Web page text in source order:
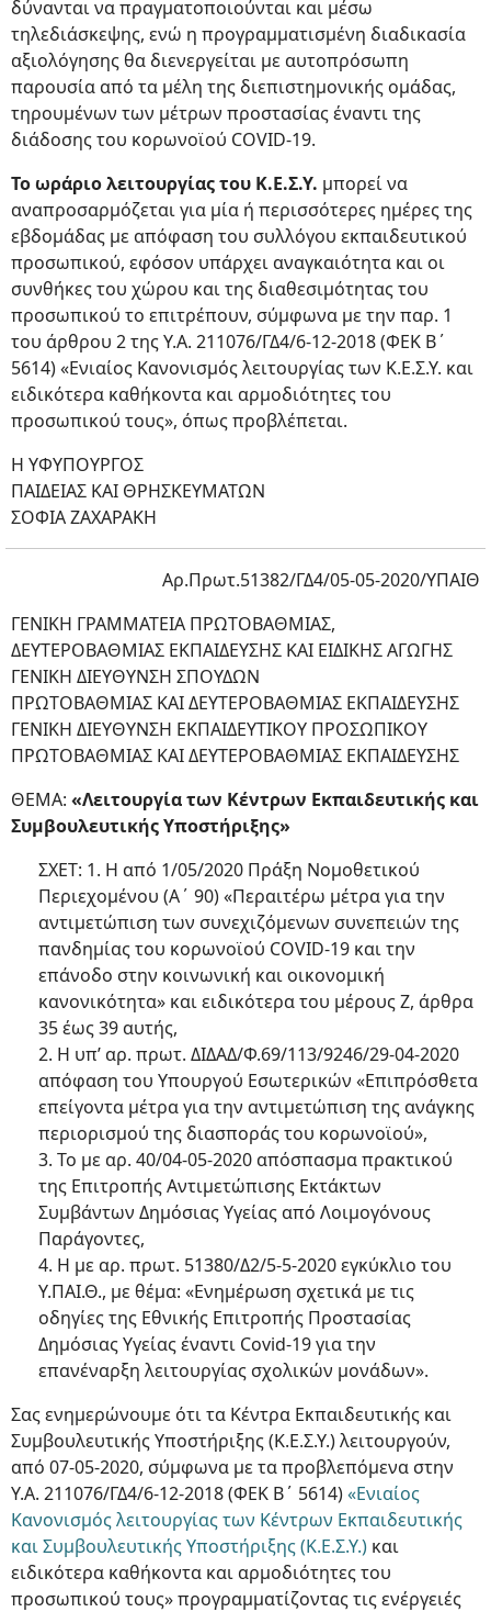
δύνανται να πραγματοποιούνται και μέσω
τηλεδιάσκεψης, ενώ η προγραμματισμένη διαδικασία
αξιολόγησης θα διενεργείται με αυτοπρόσωπη
παρουσία από τα μέλη της διεπιστημονικής ομάδας,
τηρουμένων των μέτρων προστασίας έναντι της
διάδοσης του κορωνοϊού COVID-19.
Το ωράριο λειτουργίας του Κ.Ε.Σ.Υ. μπορεί να
αναπροσαρμόζεται για μία ή περισσότερες ημέρες της
εβδομάδας με απόφαση του συλλόγου εκπαιδευτικού
προσωπικού, εφόσον υπάρχει αναγκαιότητα και οι
συνθήκες του χώρου και της διαθεσιμότητας του
προσωπικού το επιτρέπουν, σύμφωνα με την παρ. 1
του άρθρου 2 της Υ.Α. 211076/ΓΔ4/6-12-2018 (ΦΕΚ Β΄
5614) «Ενιαίος Κανονισμός λειτουργίας των Κ.Ε.Σ.Υ. και
ειδικότερα καθήκοντα και αρμοδιότητες του
προσωπικού τους», όπως προβλέπεται.
Η ΥΦΥΠΟΥΡΓΟΣ
ΠΑΙΔΕΙΑΣ ΚΑΙ ΘΡΗΣΚΕΥΜΑΤΩΝ
ΣΟΦΙΑ ΖΑΧΑΡΑΚΗ
Αρ.Πρωτ.51382/ΓΔ4/05-05-2020/ΥΠΑΙΘ
ΓΕΝΙΚΗ ΓΡΑΜΜΑΤΕΙΑ ΠΡΩΤΟΒΑΘΜΙΑΣ,
ΔΕΥΤΕΡΟΒΑΘΜΙΑΣ ΕΚΠΑΙΔΕΥΣΗΣ ΚΑΙ ΕΙΔΙΚΗΣ ΑΓΩΓΗΣ
ΓΕΝΙΚΗ ΔΙΕΥΘΥΝΣΗ ΣΠΟΥΔΩΝ
ΠΡΩΤΟΒΑΘΜΙΑΣ ΚΑΙ ΔΕΥΤΕΡΟΒΑΘΜΙΑΣ ΕΚΠΑΙΔΕΥΣΗΣ
ΓΕΝΙΚΗ ΔΙΕΥΘΥΝΣΗ ΕΚΠΑΙΔΕΥΤΙΚΟΥ ΠΡΟΣΩΠΙΚΟΥ
ΠΡΩΤΟΒΑΘΜΙΑΣ ΚΑΙ ΔΕΥΤΕΡΟΒΑΘΜΙΑΣ ΕΚΠΑΙΔΕΥΣΗΣ
ΘΕΜΑ: «Λειτουργία των Κέντρων Εκπαιδευτικής και
Συμβουλευτικής Υποστήριξης»
ΣΧΕΤ: 1. Η από 1/05/2020 Πράξη Νομοθετικού
Περιεχομένου (Α΄ 90) «Περαιτέρω μέτρα για την
αντιμετώπιση των συνεχιζόμενων συνεπειών της
πανδημίας του κορωνοϊού COVID-19 και την
επάνοδο στην κοινωνική και οικονομική
κανονικότητα» και ειδικότερα του μέρους Ζ, άρθρα
35 έως 39 αυτής,
2. Η υπ’ αρ. πρωτ. ΔΙΔΑΔ/Φ.69/113/9246/29-04-2020
απόφαση του Υπουργού Εσωτερικών «Επιπρόσθετα
επείγοντα μέτρα για την αντιμετώπιση της ανάγκης
περιορισμού της διασποράς του κορωνοϊού»,
3. Το με αρ. 40/04-05-2020 απόσπασμα πρακτικού
της Επιτροπής Αντιμετώπισης Εκτάκτων
Συμβάντων Δημόσιας Υγείας από Λοιμογόνους
Παράγοντες,
4. Η με αρ. πρωτ. 51380/Δ2/5-5-2020 εγκύκλιο του
Υ.ΠΑΙ.Θ., με θέμα: «Ενημέρωση σχετικά με τις
οδηγίες της Εθνικής Επιτροπής Προστασίας
Δημόσιας Υγείας έναντι Covid-19 για την
επανέναρξη λειτουργίας σχολικών μονάδων».
Σας ενημερώνουμε ότι τα Κέντρα Εκπαιδευτικής και
Συμβουλευτικής Υποστήριξης (Κ.Ε.Σ.Υ.) λειτουργούν,
από 07-05-2020, σύμφωνα με τα προβλεπόμενα στην
Υ.Α. 211076/ΓΔ4/6-12-2018 (ΦΕΚ Β΄ 5614)«Ενιαίος
Κανονισμός λειτουργίας των Κέντρων Εκπαιδευτικής
και Συμβουλευτικής Υποστήριξης (Κ.Ε.Σ.Υ.) και
ειδικότερα καθήκοντα και αρμοδιότητες του
προσωπικού τους» προγραμματίζοντας τις ενέργειές